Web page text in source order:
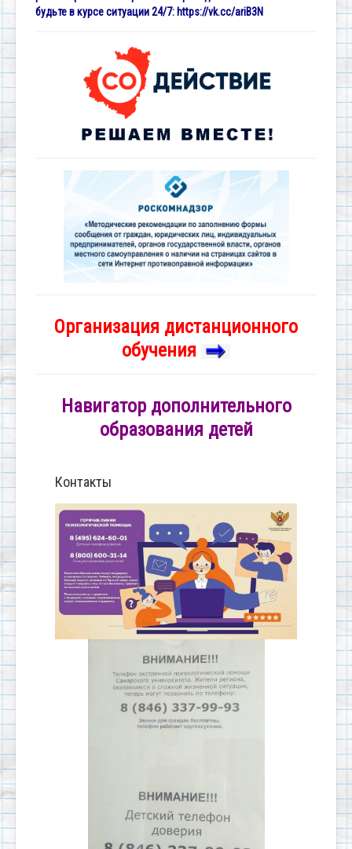
будьте в курсе ситуации 24/7: https://vk.cc/ariB3N
Организация дистанционного
обучения
Навигатор дополнительного
образования детей
Контакты